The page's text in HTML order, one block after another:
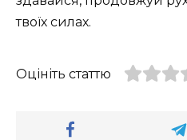
твоїх силах.
Оцініть статтю